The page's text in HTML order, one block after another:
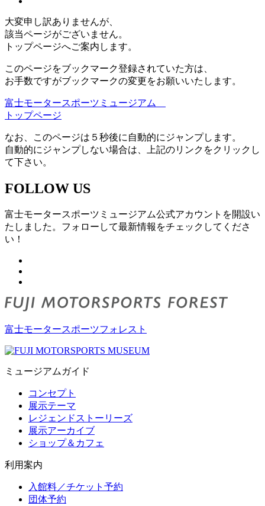
大変申し訳ありませんが、
該当ページがございません。
トップページへご案内します。
このページをブックマーク登録されていた方は、
お手数ですがブックマークの変更をお願いいたします。
富士モータースポーツミュージアム
トップページ
なお、このページは５秒後に自動的にジャンプします。
自動的にジャンプしない場合は、上記のリンクをクリックし
て下さい。
FOLLOW US
富士モータースポーツミュージアム公式アカウントを開設い
たしました。フォローして最新情報をチェックしてくださ
い！
富士モータースポーツフォレスト
ミュージアムガイド
コンセプト
展示テーマ
レジェンドストーリーズ
展示アーカイブ
ショップ＆カフェ
利用案内
入館料／チケット予約
団体予約